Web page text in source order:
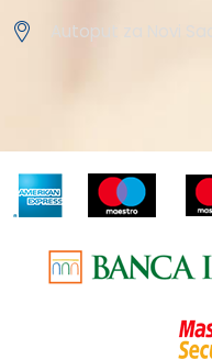
Autoput za Novi